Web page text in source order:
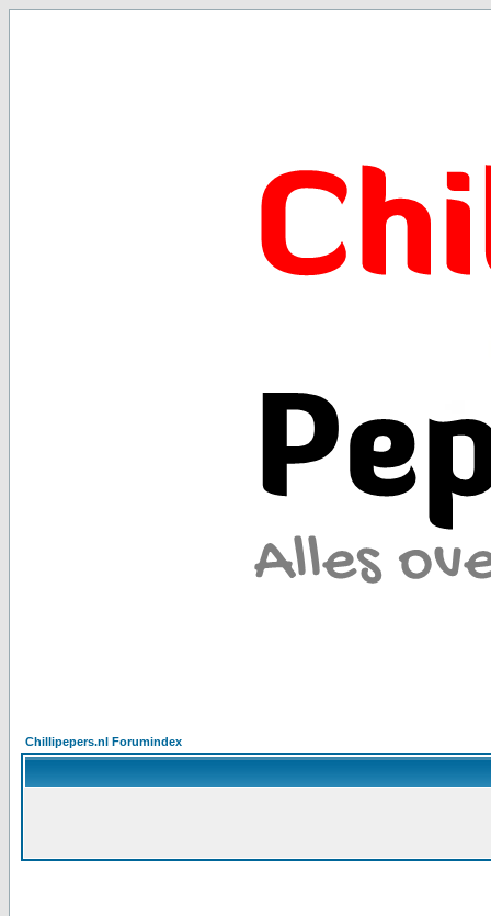
Chillipepers.nl Forumindex